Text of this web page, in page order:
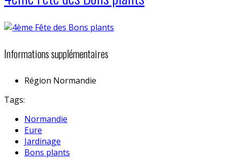
Informations supplémentaires
Région Normandie
Tags:
Normandie
Eure
Jardinage
Bons plants